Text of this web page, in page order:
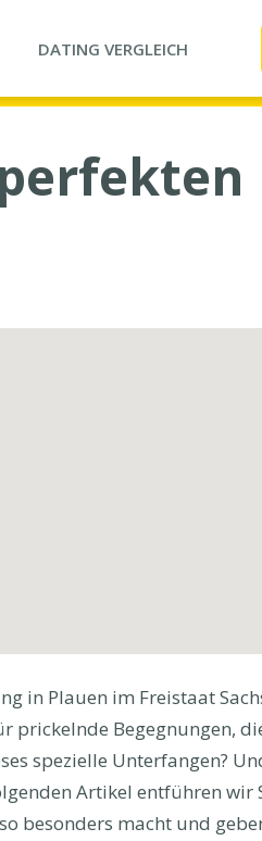
DATING VERGLEICH
in Plauen im Freistaat
prickelnde Begegnungen,
spezielle Unterfangen?
Artikel entführen wir
besonders macht und